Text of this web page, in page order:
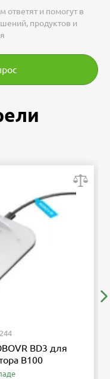
ответят и помогут в
продуктов и
BD3 для
B100